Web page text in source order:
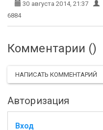
30 августа 2014, 21:37
6884
Комментарии ()
НАПИСАТЬ КОММЕНТАРИЙ
Авторизация
Вход